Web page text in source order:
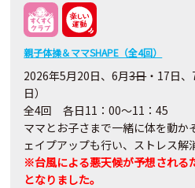
親子体操＆ママSHAPE（全4回）
2026年5月20日、6月3日・17日
日）
全4回 各日11：00～11：45
ママとお子さまで一緒に体を動
ェイプアップも行い、ストレス解
※台風による悪天候が予想される
となりました。